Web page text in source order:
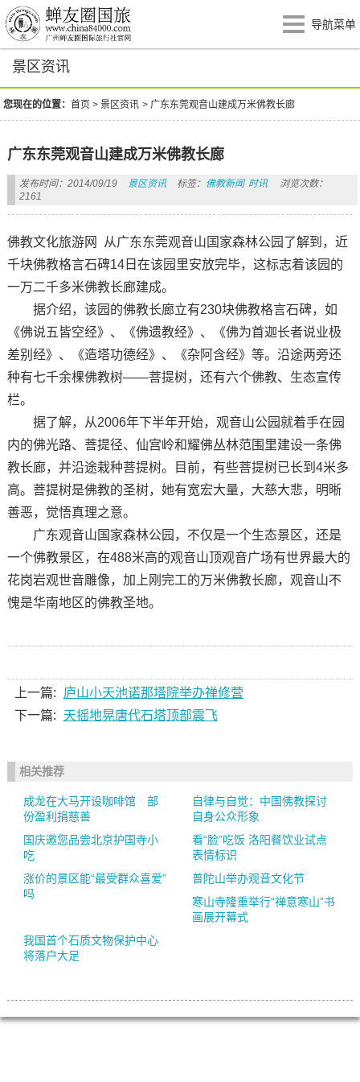
导航菜单
景区资讯
您现在的位置：首页 >景区资讯 >广东东莞观音山建成万米佛教长廊
广东东莞观音山建成万米佛教长廊
发布时间：2014/09/19 景区资讯 标签： 佛教新闻 时讯
浏览次数：
2161
佛教文化旅游网 从广东东莞观音山国家森林公园了解到，近
千块佛教格言石碑14日在该园里安放完毕，这标志着该园的
一万二千多米佛教长廊建成。
据介绍，该园的佛教长廊立有230块佛教格言石碑，如
《佛说五皆空经》、《佛遗教经》、《佛为首迦长者说业极
差别经》、《造塔功德经》、《杂阿含经》等。沿途两旁还
种有七千余棵佛教树——菩提树，还有六个佛教、生态宣传
栏。
据了解，从2006年下半年开始，观音山公园就着手在园
内的佛光路、菩提径、仙宫岭和耀佛丛林范围里建设一条佛
教长廊，并沿途栽种菩提树。目前，有些菩提树已长到4米多
高。菩提树是佛教的圣树，她有宽宏大量，大慈大悲，明晰
善恶，觉悟真理之意。
广东观音山国家森林公园，不仅是一个生态景区，还是
一个佛教景区，在488米高的观音山顶观音广场有世界最大的
花岗岩观世音雕像，加上刚完工的万米佛教长廊，观音山不
愧是华南地区的佛教圣地。
上一篇:
庐山小天池诺那塔院举办禅修营
下一篇:
天摇地晃唐代石塔顶部震飞
相关推荐
成龙在大马开设咖啡馆 部
份盈利捐慈善
自律与自觉：中国佛教探讨
自身公众形象
国庆邀您品尝北京护国寺小
吃
看“脸”吃饭 洛阳餐饮业试点
表情标识
涨价的景区能“最受群众喜爱”
吗
普陀山举办观音文化节
寒山寺隆重举行“禅意寒山”书
画展开幕式
我国首个石质文物保护中心
将落户大足